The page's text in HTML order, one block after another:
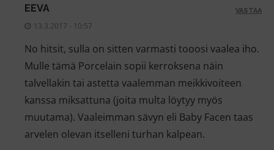
EEVA
13.3.2017 - 10:57
No hitsit, sulla on sitten varmasti tooosi vaalea iho.
Mulle tämä Porcelain sopii kerroksena näin
talvellakin tai astetta vaalemman meikkivoiteen
kanssa miksattuna (joita multa löytyy myös
muutama). Vaaleimman sävyn eli Baby Facen taas
arvelen olevan itselleni turhan kalpean.
VASTAA